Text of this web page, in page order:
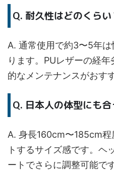
Q. 耐久性はどのくらい
A. 通常使用で約3〜5年
ります。PUレザーの経
的なメンテナンスがおす
Q. 日本人の体型にも合
A. 身長160cm〜185cm程
トするサイズ感です。ヘ
ートでさらに調整可能です